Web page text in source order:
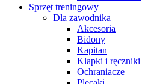
Sprzęt treningowy
Dla zawodnika
Akcesoria
Bidony
Kapitan
Klapki i ręczniki
Ochraniacze